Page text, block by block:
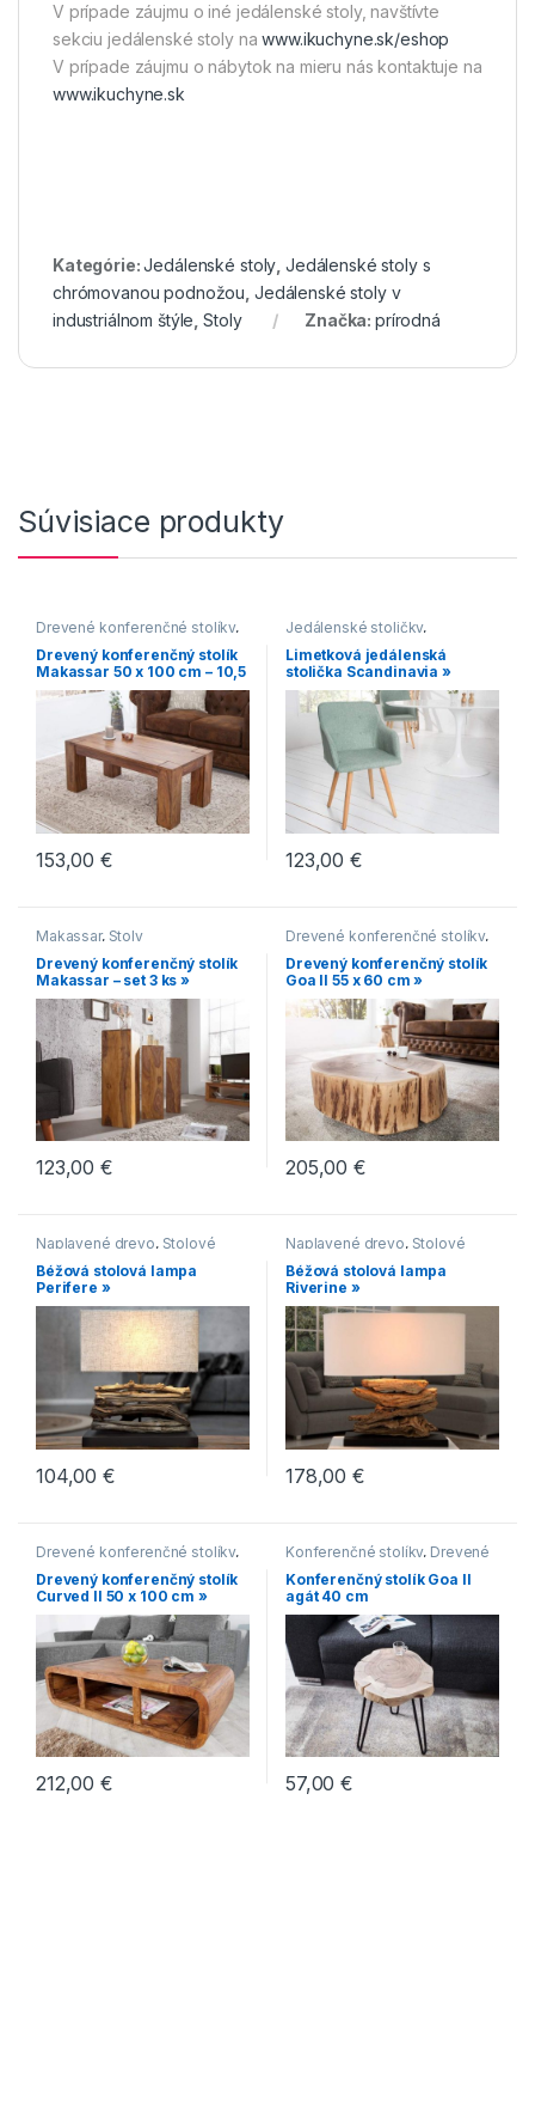
V prípade záujmu o iné jedálenské stoly, navštívte
sekciu jedálenské stoly nawww.ikuchyne.sk/eshop
V prípade záujmu o nábytok na mieru nás kontaktuje na
www.ikuchyne.sk
Kategórie:Jedálenské stoly Jedálenské stoly s
chrómovanou podnožou Jedálenské stoly v
industriálnom štýle ,Stoly Značka: prírodná
Súvisiace produkty
Drevené konferenčné stolíky,
Hranaté konferenčné stolíky,
Konferenčné stolíky,
Konferenčné stolíky vo
vidieckom štýle
Makassar
Drevený konferenčný stolík
Makassar 50 x 100 cm – 10,5
mm »
153,00€
Jedálenské stoličky,
Jedálenské stoličky s
čalúneným sedákom,
Jedálenské stoličky s
drevenou podnožou,
Jedálenské stoličky v
škandinávskom štýle
Limetková jedálenská
stolička Scandinavia »
123,00€
Makassar, Stoly
Drevený konferenčný stolík
Makassar – set 3 ks »
123,00€
Drevené konferenčné stolíky,
Konferenčné stolíky,
Konferenčné stolíky vo
vidieckom štýle,
Malé
konferenčné stolíky,Oblé
konferenčné stolíky
Drevený konferenčný stolík
Goa II 55 x 60 cm »
205,00€
Naplavené drevo, Stolové
lampy
Béžová stolová lampa
Perifere »
104,00€
Naplavené drevo, Stolové
lampy
Béžová stolová lampa
Riverine »
178,00€
Drevené konferenčné stolíky,
Konferenčné stolíky,
Konferenčné stolíky vo
vidieckom štýle,Makassar,
Oblé konferenčné stolíky
Drevený konferenčný stolík
Curved II 50 x 100 cm »
212,00€
Konferenčné stolíky, Drevené
konferenčné stolíky ,Malé
konferenčné stolíky
konferenčné stolíky
Konferenčný stolík Goa II
agát 40 cm
57,00€